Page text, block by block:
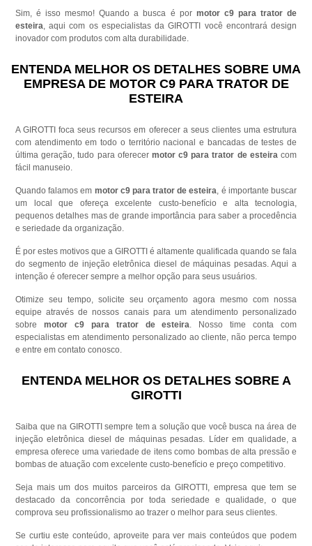
Sim, é isso mesmo! Quando a busca é por motor c9 para trator de
esteira , aqui com os especialistas da GIROTTI você encontrará design
inovador com produtos com alta durabilidade.
ENTENDA MELHOR OS DETALHES SOBRE UMA
EMPRESA DE MOTOR C9 PARA TRATOR DE
ESTEIRA
A GIROTTI foca seus recursos em oferecer a seus clientes uma estrutura
com atendimento em todo o território nacional e bancadas de testes de
última geração, tudo para oferecer motor c9 para trator de esteira com
fácil manuseio.
Quando falamos em motor c9 para trator de esteira , é importante buscar
um local que ofereça excelente custo-benefício e alta tecnologia,
pequenos detalhes mas de grande importância para saber a procedência
e seriedade da organização.
É por estes motivos que a GIROTTI é altamente qualificada quando se fala
do segmento de injeção eletrônica diesel de máquinas pesadas. Aqui a
intenção é oferecer sempre a melhor opção para seus usuários.
Otimize seu tempo, solicite seu orçamento agora mesmo com nossa
equipe através de nossos canais para um atendimento personalizado
sobre motor c9 para trator de esteira
. Nosso time conta com
especialistas em atendimento personalizado ao cliente, não perca tempo
e entre em contato conosco.
ENTENDA MELHOR OS DETALHES SOBRE A
GIROTTI
Saiba que na GIROTTI sempre tem a solução que você busca na área de
injeção eletrônica diesel de máquinas pesadas. Líder em qualidade, a
empresa oferece uma variedade de itens como bombas de alta pressão e
bombas de atuação com excelente custo-benefício e preço competitivo.
Seja mais um dos muitos parceiros da GIROTTI, empresa que tem se
destacado da concorrência por toda seriedade e qualidade, o que
comprova seu profissionalismo ao trazer o melhor para seus clientes.
Se curtiu este conteúdo, aproveite para ver mais conteúdos que podem